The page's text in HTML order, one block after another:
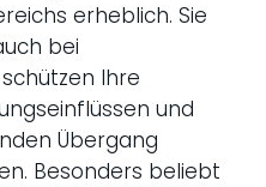
erheblich. Sie
bei
Ihre
und
Übergang
Besonders beliebt